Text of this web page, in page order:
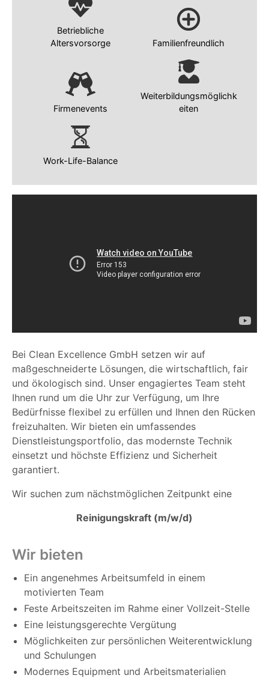
Bei Clean Excellence GmbH setzen wir auf
maßgeschneiderte Lösungen, die wirtschaftlich, fair
und ökologisch sind. Unser engagiertes Team steht
Ihnen rund um die Uhr zur Verfügung, um Ihre
Bedürfnisse flexibel zu erfüllen und Ihnen den Rücken
freizuhalten. Wir bieten ein umfassendes
Dienstleistungsportfolio, das modernste Technik
einsetzt und höchste Effizienz und Sicherheit
garantiert.
Wir suchen zum nächstmöglichen Zeitpunkt eine
Reinigungskraft (m/w/d)
Wir bieten
Ein angenehmes Arbeitsumfeld in einem
motivierten Team
Feste Arbeitszeiten im Rahme einer Vollzeit-Stelle
Eine leistungsgerechte Vergütung
Möglichkeiten zur persönlichen Weiterentwicklung
und Schulungen
Modernes Equipment und Arbeitsmaterialien
Betriebliche
Altersvorsorge
Familienfreundlich
Firmenevents
Weiterbildungsmöglichk
eiten
Work-Life-Balance